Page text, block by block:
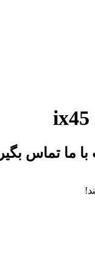
ما تماس